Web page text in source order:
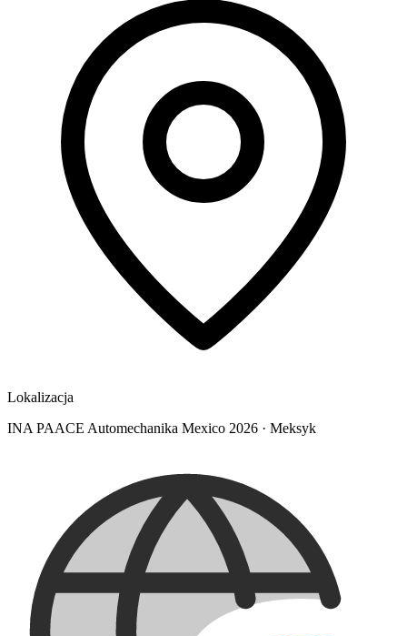
Lokalizacja
INA PAACE Automechanika Mexico 2026 · Meksyk